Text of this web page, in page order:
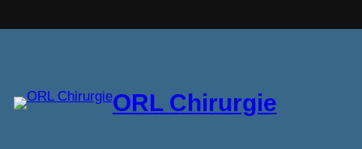
au
ORL Chirurgie